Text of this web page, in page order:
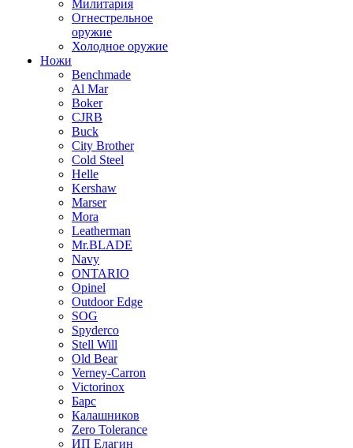
Милитария
Огнестрельное
оружие
Холодное оружие
Ножи
Benchmade
Al Mar
Boker
CJRB
Buck
City Brother
Cold Steel
Helle
Kershaw
Marser
Mora
Leatherman
Mr.BLADE
Navy
ONTARIO
Opinel
Outdoor Edge
SOG
Spyderco
Stell Will
Old Bear
Verney-Carron
Victorinox
Барс
Калашников
Zero Tolerance
ИП Елагин